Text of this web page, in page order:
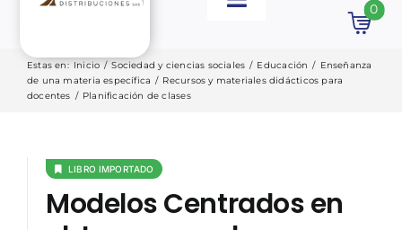
Toggle
INICIO
EDITORIALES
0
Estas en: Inicio / Sociedad y ciencias sociales / Educación / Enseñanza
de una materia específica / Recursos y materiales didácticos para
docentes / Planificación de clases
LIBRO IMPORTADO
Modelos Centrados en